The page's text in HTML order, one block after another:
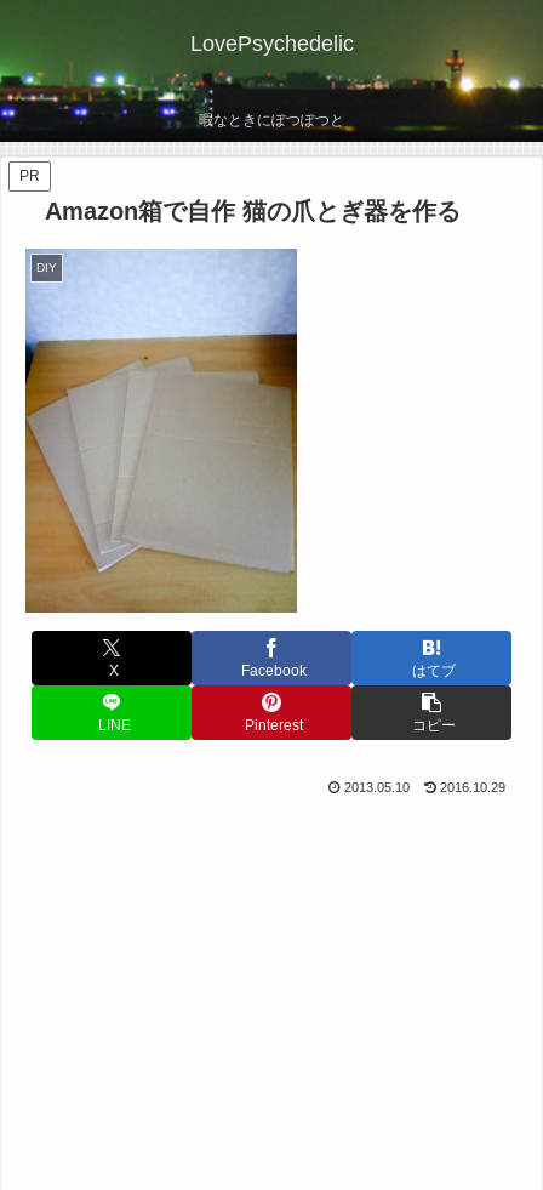
LovePsychedelic
暇なときにぽつぽつと
PR
Amazon箱で自作 猫の爪とぎ器を作る
DIY
X Facebook はてブ
LINE Pinterest コピー
2013.05.10 2016.10.29